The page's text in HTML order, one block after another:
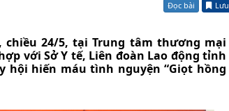
Đọc bài Lưu
chiều 24/5, tại Trung tâm thương mại
với Sở Y tế, Liên đoàn Lao động tỉnh
hội hiến máu tình nguyện “Giọt hồng